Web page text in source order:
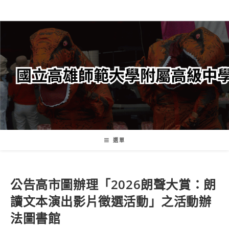
轉
要
內
容
選單
公告高市圖辦理「2026朗聲大賞：朗
讀文本演出影片徵選活動」之活動辦
法圖書館